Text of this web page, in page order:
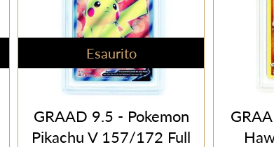
Esaurito
GRAAD 9.5 - Pokemon
Pikachu V 157/172 Full